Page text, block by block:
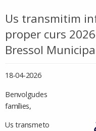
Us transmitim
proper curs
Bressol
18-04-2026
Benvolgudes
famílies,
Us transmeto